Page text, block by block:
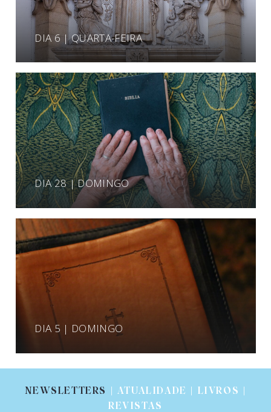
DIA 6 | QUARTA-FEIRA
DIA 28 | DOMINGO
DIA 5 | DOMINGO
NEWSLETTERS
| ATUALIDADE | LIVROS |
REVISTAS